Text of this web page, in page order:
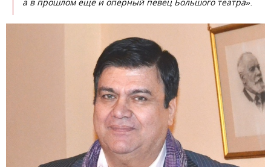
а в прошлом ещё и оперный певец Большого театра».